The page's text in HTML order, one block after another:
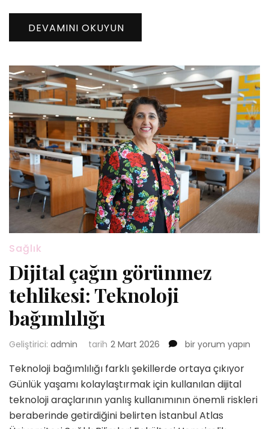
DEVAMINI OKUYUN
Sağlık
Dijital çağın görünmez
tehlikesi: Teknoloji
bağımlılığı
Geliştirici: admin tarih 2 Mart 2026
Dijital
görünmez
tehlikesi:
Teknoloji
bağımlılığı
için
bir yorum yapın
Teknoloji bağımlılığı farklı şekillerde ortaya çıkıyor
Günlük yaşamı kolaylaştırmak için kullanılan dijital
teknoloji araçlarının yanlış kullanımının önemli riskleri
beraberinde getirdiğini belirten İstanbul Atlas